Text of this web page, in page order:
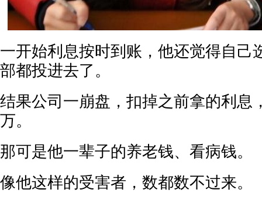
一开始利息按时到账，他还觉得自己
部都投进去了。
结果公司一崩盘，扣掉之前拿的利息
万。
那可是他一辈子的养老钱、看病钱。
像他这样的受害者，数都数不过来。